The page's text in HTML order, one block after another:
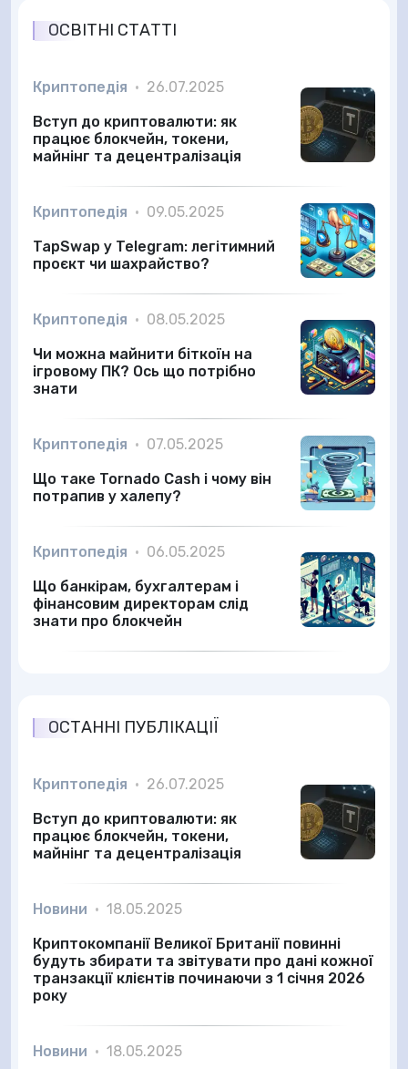
ОСВІТНІ СТАТТІ
Криптопедія • 26.07.2025
Вступ до криптовалюти: як
працює блокчейн, токени,
майнінг та децентралізація
Криптопедія • 09.05.2025
TapSwap у Telegram: легітимний
проєкт чи шахрайство?
Криптопедія • 08.05.2025
Чи можна майнити біткоїн на
ігровому ПК? Ось що потрібно
знати
Криптопедія • 07.05.2025
Що таке Tornado Cash і чому він
потрапив у халепу?
Криптопедія • 06.05.2025
Що банкірам, бухгалтерам і
фінансовим директорам слід
знати про блокчейн
ОСТАННІ ПУБЛІКАЦІЇ
Криптопедія • 26.07.2025
Вступ до криптовалюти: як
працює блокчейн, токени,
майнінг та децентралізація
Новини • 18.05.2025
Криптокомпанії Великої Британії повинні
будуть збирати та звітувати про дані кожної
транзакції клієнтів починаючи з 1 січня 2026
року
Новини • 18.05.2025